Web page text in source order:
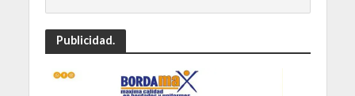
Publicidad.